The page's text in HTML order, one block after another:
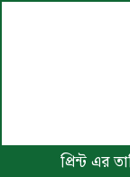
প্রিন্ট এর